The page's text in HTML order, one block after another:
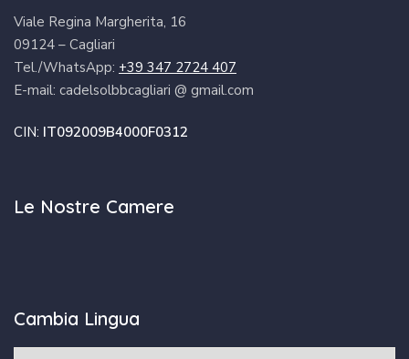
Viale Regina Margherita, 16
09124 – Cagliari
Tel./WhatsApp: +39 347 2724 407
E-mail: cadelsolbbcagliari @ gmail.com
CIN: IT092009B4000F0312
Le Nostre Camere
Cambia Lingua